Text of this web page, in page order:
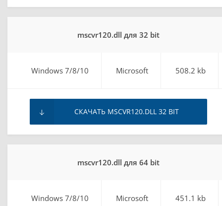
mscvr120.dll для 32 bit
Windows 7/8/10 Microsoft 508.2 kb
СКАЧАТЬ MSCVR120.DLL 32 BIT
mscvr120.dll для 64 bit
Windows 7/8/10 Microsoft 451.1 kb